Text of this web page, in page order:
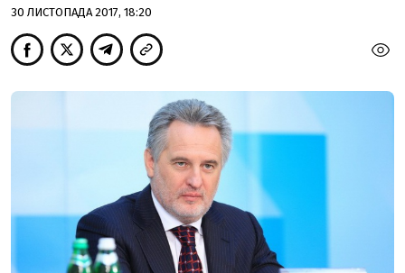
30 ЛИСТОПАДА 2017, 18:20